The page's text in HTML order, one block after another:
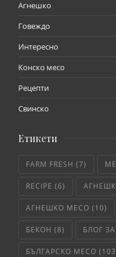
Агнешко
Говеждо
Интересно
Конско месо
Рецепти
Свинско
Етикети
FARM FRESH (7)
RECIPE (6)
АГНЕШКО МЕСО (10)
БЕКОН (8) БЛОГ
БЪЛГАРСКО МЕСО